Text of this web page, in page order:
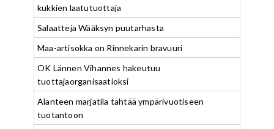
kukkien laatutuottaja
Salaatteja Wääksyn puutarhasta
Maa-artisokka on Rinnekarin bravuuri
OK Lännen Vihannes hakeutuu
tuottajaorganisaatioksi
Alanteen marjatila tähtää ympärivuotiseen
tuotantoon